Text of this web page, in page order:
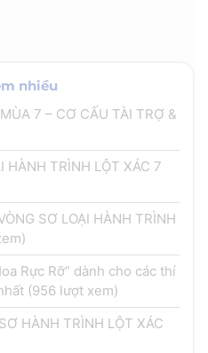
nhiều
HÀNH TRÌNH LỘT XÁC 7
Rực Rỡ” dành cho các thí
(956 lượt xem)